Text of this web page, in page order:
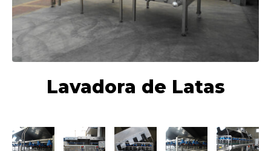
Lavadora de Latas